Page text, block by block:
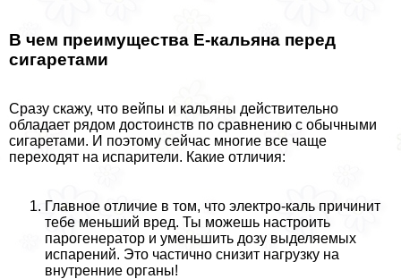
В чем преимущества Е-кальяна перед
сигаретами
Сразу скажу, что вейпы и кальяны действительно
обладает рядом достоинств по сравнению с обычными
сигаретами. И поэтому сейчас многие все чаще
переходят на испарители. Какие отличия:
Главное отличие в том, что электро-каль причинит
тебе меньший вред. Ты можешь настроить
парогенератор и уменьшить дозу выделяемых
испарений. Это частично снизит нагрузку на
внутренние органы!